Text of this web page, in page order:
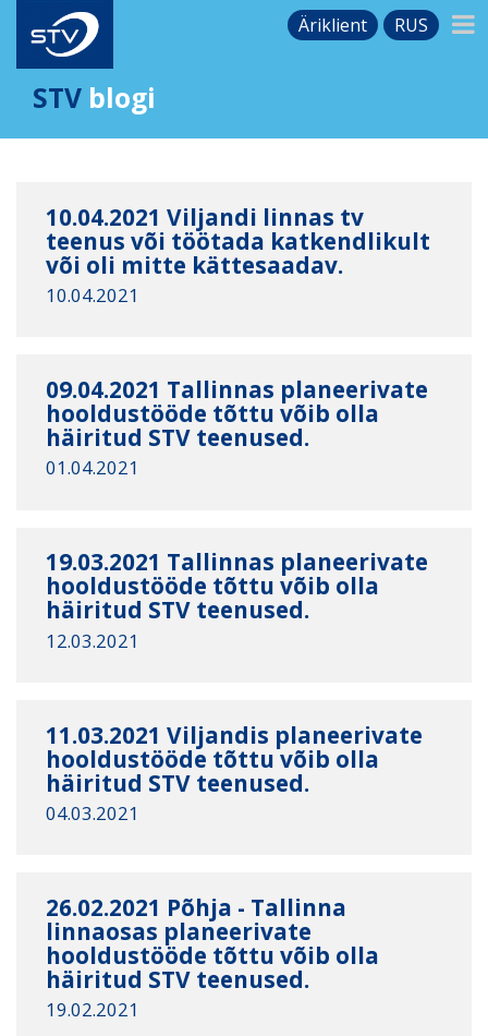
Äriklient RUS
STV blogi
10.04.2021 Viljandi linnas tv
teenus või töötada katkendlikult
või oli mitte kättesaadav.
10.04.2021
09.04.2021 Tallinnas planeerivate
hooldustööde tõttu võib olla
häiritud STV teenused.
01.04.2021
19.03.2021 Tallinnas planeerivate
hooldustööde tõttu võib olla
häiritud STV teenused.
12.03.2021
11.03.2021 Viljandis planeerivate
hooldustööde tõttu võib olla
häiritud STV teenused.
04.03.2021
26.02.2021 Põhja - Tallinna
linnaosas planeerivate
hooldustööde tõttu võib olla
häiritud STV teenused.
19.02.2021